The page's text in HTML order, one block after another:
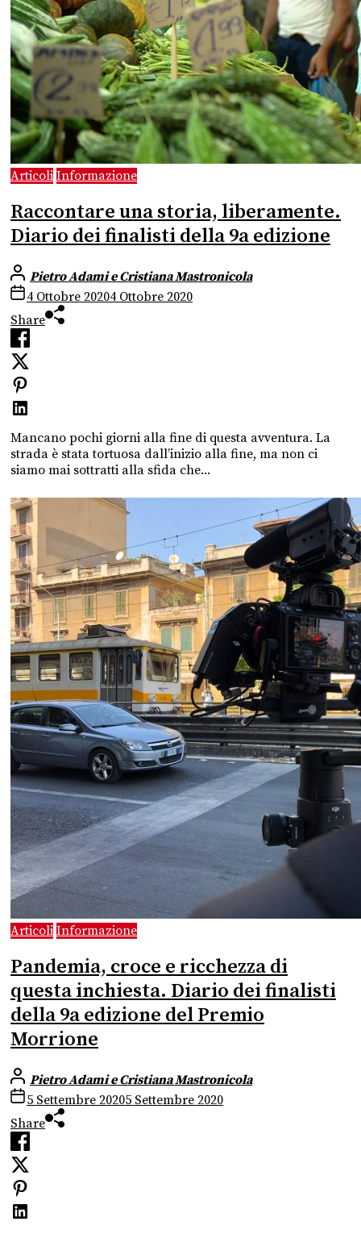
Articoli Informazione
Raccontare una storia, liberamente.
Diario dei finalisti della 9a edizione
Pietro Adami e Cristiana Mastronicola
4 Ottobre 20204 Ottobre 2020
Share
Mancano pochi giorni alla fine di questa avventura. La
strada è stata tortuosa dall’inizio alla fine, ma non ci
siamo mai sottratti alla sfida che...
Articoli Informazione
Pandemia, croce e ricchezza di
questa inchiesta. Diario dei finalisti
della 9a edizione del Premio
Morrione
Pietro Adami e Cristiana Mastronicola
5 Settembre 20205 Settembre 2020
Share